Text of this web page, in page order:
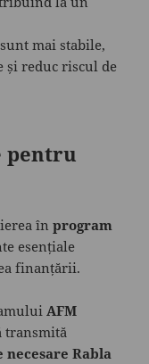
mai stabile,
și reduc riscul de
pentru
înprogram
esențiale
finanțării.
AFM
transmită
necesare Rabla